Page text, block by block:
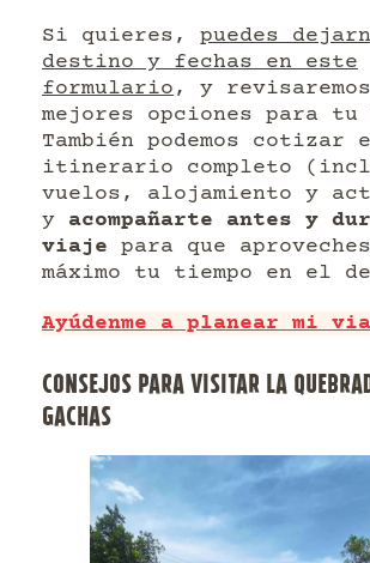
Si quieres, puedes
destino y fechas en este
formulario, y
mejores opciones para
También podemos cotizar
itinerario completo
vuelos, alojamiento y
y acompañarte antes y
viaje para que
máximo tu tiempo en el
Ayúdenme a planear mi
CONSEJOS PARA VISITAR LA
GACHAS